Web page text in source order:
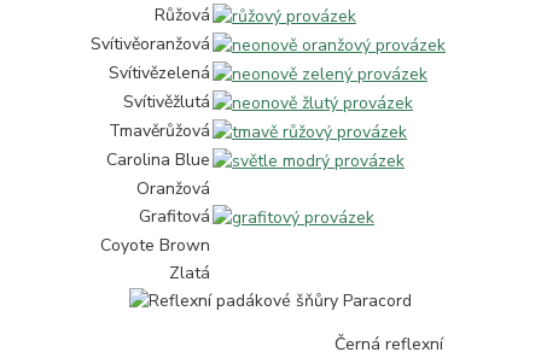
Růžová
Svítivěoranžová
Svítivězelená
Svítivěžlutá
Tmavěrůžová
Carolina Blue
Oranžová
Grafitová
Coyote Brown
Zlatá
Černá reflexní